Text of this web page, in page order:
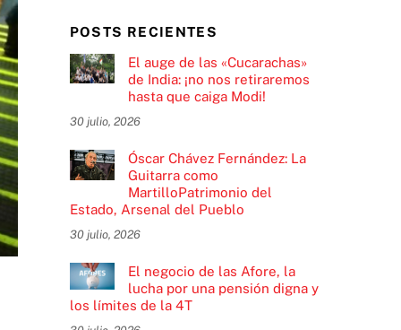
POSTS RECIENTES
El auge de las «Cucarachas»
de India: ¡no nos retiraremos
hasta que caiga Modi!
30 julio, 2026
Óscar Chávez Fernández: La
Guitarra como
MartilloPatrimonio del
Estado, Arsenal del Pueblo
30 julio, 2026
El negocio de las Afore, la
lucha por una pensión digna y
los límites de la 4T